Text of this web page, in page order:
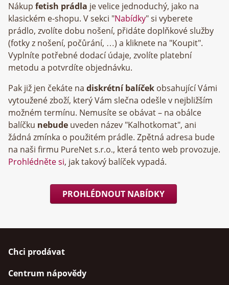
Nákup fetish prádla je velice jednoduchý, jako na
klasickém e-shopu. V sekci "Nabídky" si vyberete
prádlo, zvolíte dobu nošení, přidáte doplňkové služby
(fotky z nošení, počůrání, …) a kliknete na "Koupit".
Vyplníte potřebné dodací údaje, zvolíte platební
metodu a potvrdíte objednávku.
Pak již jen čekáte na diskrétní balíček obsahující Vámi
vytoužené zboží, který Vám slečna odešle v nejbližším
možném termínu. Nemusíte se obávat – na obálce
balíčku nebude uveden název "Kalhotkomat", ani
žádná zmínka o použitém prádle. Zpětná adresa bude
na naši firmu
, která tento web provozuje.
Prohlédněte si, jak takový balíček vypadá.
PROHLÉDNOUT NABÍDKY
Chci prodávat
Centrum nápovědy